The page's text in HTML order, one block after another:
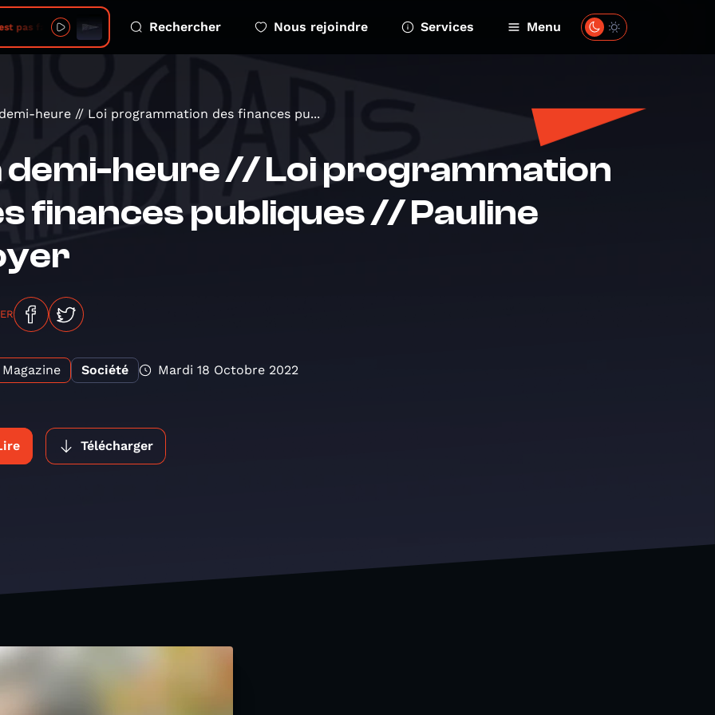
faux 2026 08 06 Le green gapRechercher Nous rejoindre Services Menu
heure // Loi programmation des finances pu...
demi-heure // Loi programmation
finances publiques // Pauline
Magazine Société Mardi 18 Octobre 2022
Télécharger